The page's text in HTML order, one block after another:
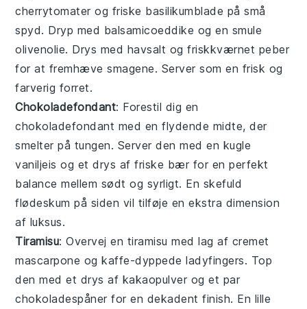
cherrytomater og friske basilikumblade på små
spyd. Dryp med balsamicoeddike og en smule
olivenolie. Drys med havsalt og friskkværnet peber
for at fremhæve smagene. Server som en frisk og
farverig forret.
Chokoladefondant: Forestil dig en
chokoladefondant med en flydende midte, der
smelter på tungen. Server den med en kugle
vaniljeis og et drys af friske bær for en perfekt
balance mellem sødt og syrligt. En skefuld
flødeskum på siden vil tilføje en ekstra dimension
af luksus.
Tiramisu: Overvej en tiramisu med lag af cremet
mascarpone og kaffe-dyppede ladyfingers. Top
den med et drys af kakaopulver og et par
chokoladespåner for en dekadent finish. En lille